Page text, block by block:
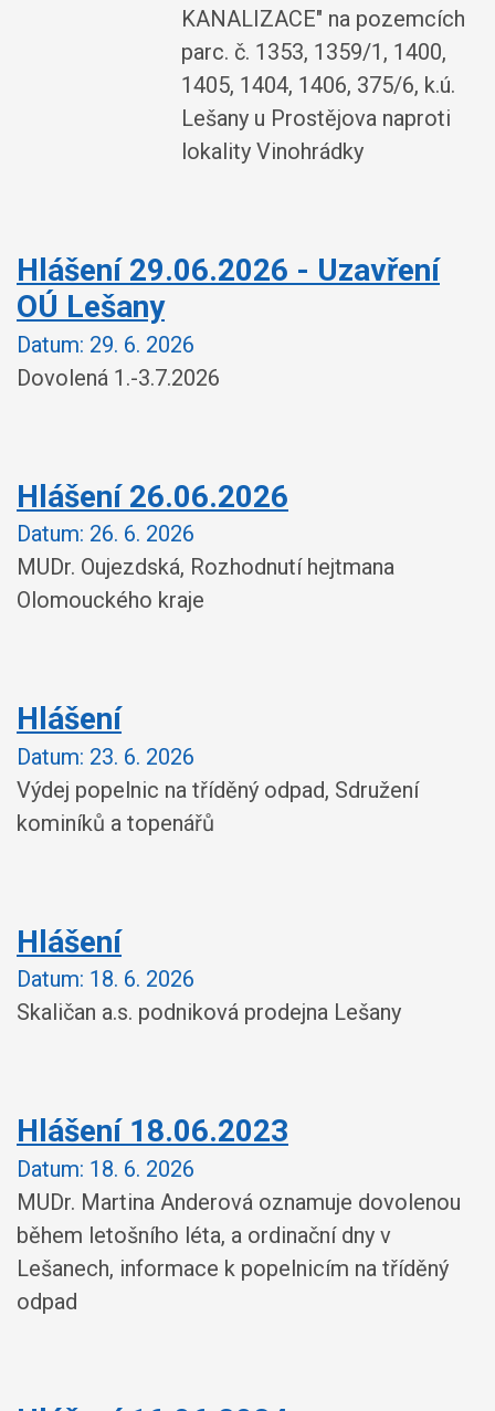
KANALIZACE" na pozemcích
parc. č. 1353, 1359/1, 1400,
1405, 1404, 1406, 375/6, k.ú.
Lešany u Prostějova naproti
lokality Vinohrádky
Hlášení 29.06.2026 - Uzavření
OÚ Lešany
Datum: 29. 6. 2026
Dovolená 1.-3.7.2026
Hlášení 26.06.2026
Datum: 26. 6. 2026
MUDr. Oujezdská, Rozhodnutí hejtmana
Olomouckého kraje
Hlášení
Datum: 23. 6. 2026
Výdej popelnic na tříděný odpad, Sdružení
kominíků a topenářů
Hlášení
Datum: 18. 6. 2026
Skaličan a.s. podniková prodejna Lešany
Hlášení 18.06.2023
Datum: 18. 6. 2026
MUDr. Martina Anderová oznamuje dovolenou
během letošního léta, a ordinační dny v
Lešanech, informace k popelnicím na tříděný
odpad